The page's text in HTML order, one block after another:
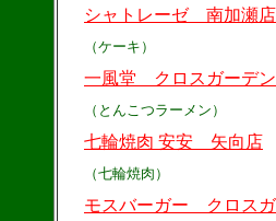
シャトレーゼ 南加瀬店
（ケーキ）
一風堂 クロスガーデ
（とんこつラーメン）
七輪焼肉 安安 矢向店
（七輪焼肉）
モスバーガー クロス